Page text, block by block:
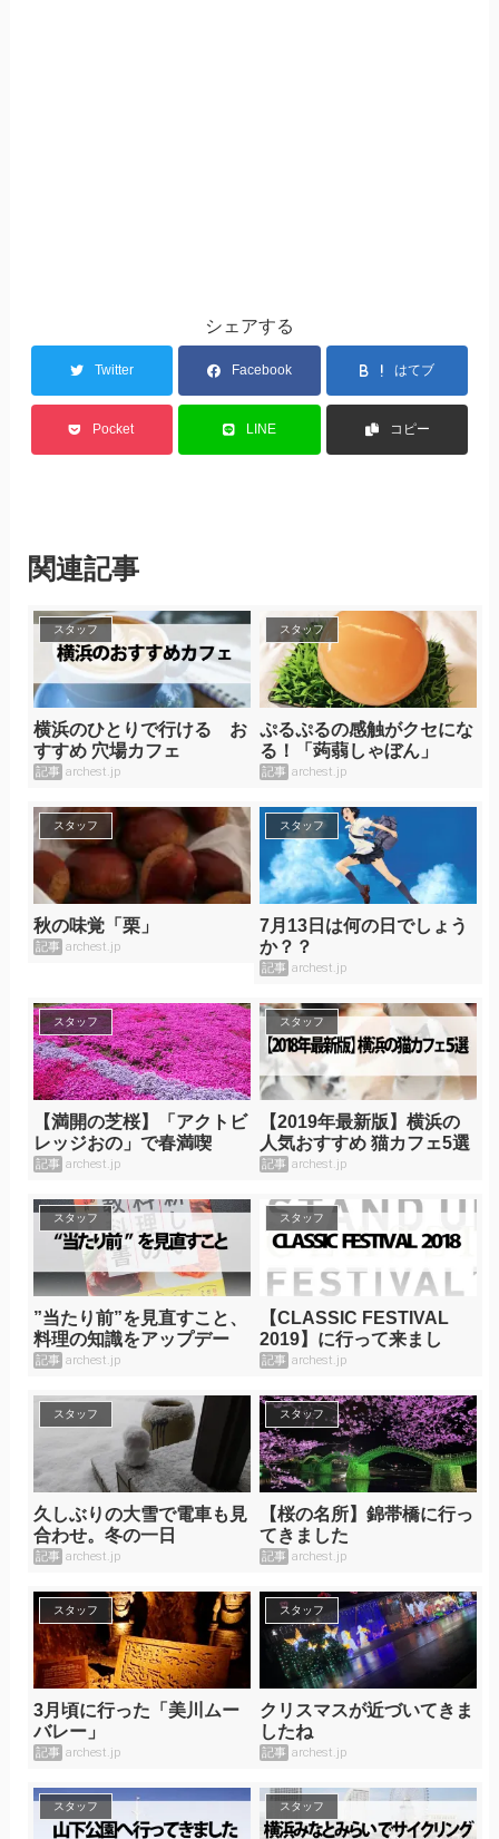
シェアする
Twitter Facebook はてブ
Pocket LINE コピー
関連記事
スタッフ
横浜のひとりで行ける お
すすめ 穴場カフェ
記事 archest.jp
スタッフ
ぷるぷるの感触がクセにな
る！「蒟蒻しゃぼん」
記事 archest.jp
スタッフ
秋の味覚「栗」
記事 archest.jp
スタッフ
7月13日は何の日でしょう
か？？
記事 archest.jp
スタッフ
【満開の芝桜】「アクトビ
レッジおの」で春満喫
記事 archest.jp
スタッフ
【2019年最新版】横浜の
人気おすすめ 猫カフェ5選
記事 archest.jp
スタッフ
”当たり前”を見直すこと、
料理の知識をアップデー
ト！
記事 archest.jp
スタッフ
【CLASSIC FESTIVAL
2019】に行って来まし
た！
記事 archest.jp
スタッフ
久しぶりの大雪で電車も見
合わせ。冬の一日
記事 archest.jp
スタッフ
【桜の名所】錦帯橋に行っ
てきました
記事 archest.jp
スタッフ
3月頃に行った「美川ムー
バレー」
記事 archest.jp
スタッフ
クリスマスが近づいてきま
したね
記事 archest.jp
スタッフ スタッフ